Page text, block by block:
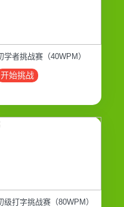
学者挑战赛（40WPM）
开始挑战
级打字挑战赛（80WPM）